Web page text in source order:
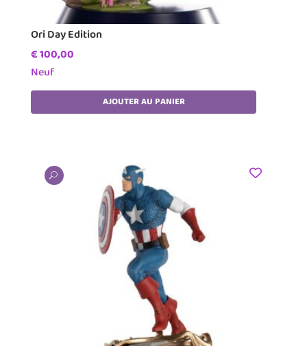
Ori Day Edition
€100,00
Neuf
AJOUTER AU PANIER
U